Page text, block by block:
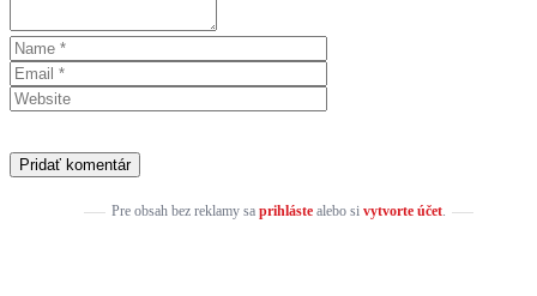
Pre obsah bez reklamy sa prihlástealebo si vytvorte účet.